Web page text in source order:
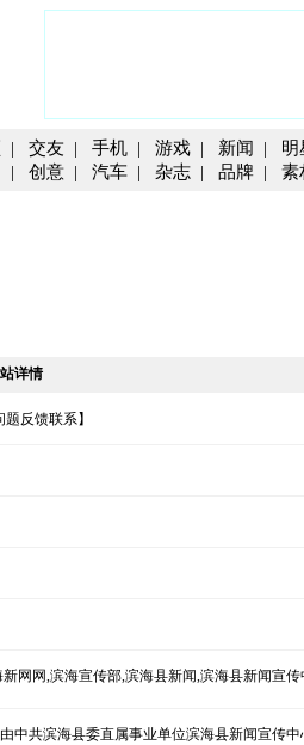
| 交友 | 手机 | 游戏 | 新闻 | 明
| 创意 | 汽车 | 杂志 | 品牌 | 素
详情
题反馈联系】
网网,滨海宣传部,滨海县新闻,滨海县新闻宣
中共滨海县委直属事业单位滨海县新闻宣传